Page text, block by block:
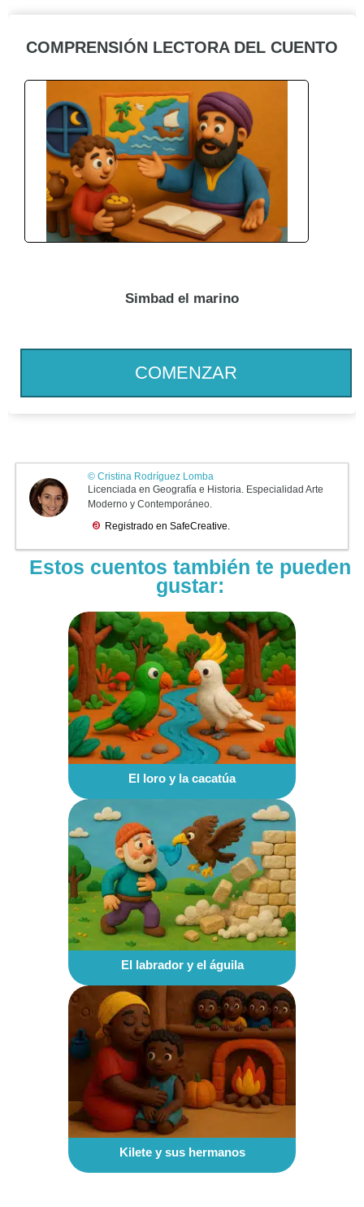
COMPRENSIÓN LECTORA DEL CUENTO
Simbad el marino
COMENZAR
Estos cuentos también te pueden
gustar:
El loro y la cacatúa
El labrador y el águila
Kilete y sus hermanos